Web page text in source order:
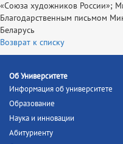
«Союза художников России»;
Благодарственным письмом
Беларусь
Возврат к списку
Об Университете
Информация об университете
Образование
Наука и инновации
Абитуриенту